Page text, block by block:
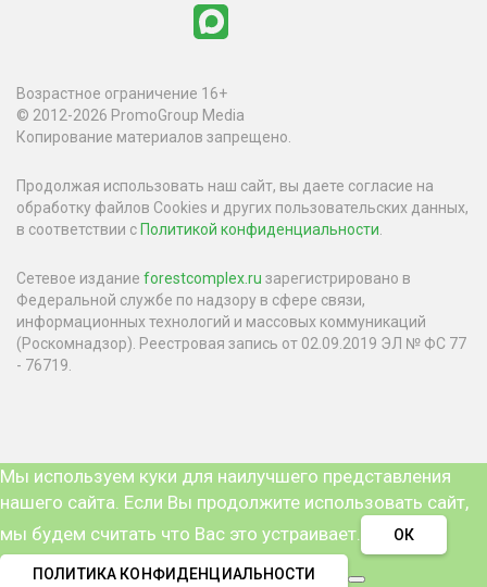
Возрастное ограничение 16+
© 2012-2026 PromoGroup Media
Копирование материалов запрещено.
Продолжая использовать наш сайт, вы даете согласие на
обработку файлов Cookies и других пользовательских данных,
в соответствии сПолитикой конфиденциальности
Сетевое издание forestcomplex.ru зарегистрировано в
Федеральной службе по надзору в сфере связи,
информационных технологий и массовых коммуникаций
(Роскомнадзор). Реестровая запись от 02.09.2019 ЭЛ № ФС 77
- 76719.
Мы используем куки для наилучшего представления
нашего сайта. Если Вы продолжите использовать сайт,
мы будем считать что Вас это устраивает.
ОК
ПОЛИТИКА КОНФИДЕНЦИАЛЬНОСТИ